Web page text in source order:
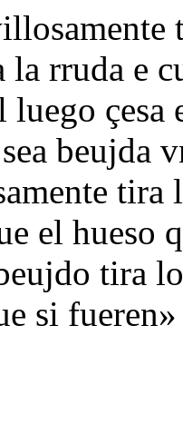
rruda e
luego
beujda
tira
el hueso
tira
si fueren»